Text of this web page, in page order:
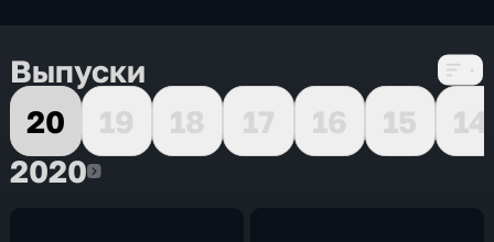
Выпуски
20
19 18 17 16 15
14
20202020